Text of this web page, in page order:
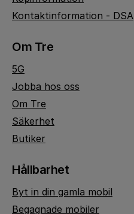
Kontaktinformation - DSA
Om Tre
5G
Jobba hos oss
Om Tre
Säkerhet
Butiker
Hållbarhet
Byt in din gamla mobil
Begagnade mobiler